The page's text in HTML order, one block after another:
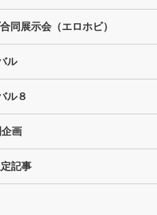
同展示会（エロホビ）
ル
ル８
画
記事